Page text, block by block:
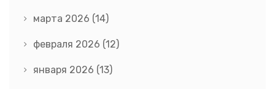
марта 2026 (14)
февраля 2026 (12)
января 2026 (13)